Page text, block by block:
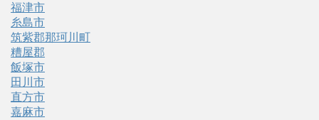
福津市
糸島市
筑紫郡那珂川町
糟屋郡
飯塚市
田川市
直方市
嘉麻市